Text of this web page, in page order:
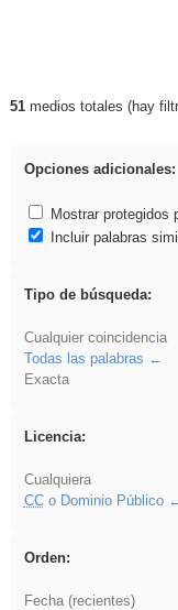
Resultados de:
51medios totales (hay
Opciones adicionales:
Mostrar protegidos
Incluir palabras
Tipo de búsqueda:
Cualquier coincidencia
Todas las palabras
Exacta
Licencia:
Cualquiera
CCo Dominio Público
Orden:
Fecha (recientes)